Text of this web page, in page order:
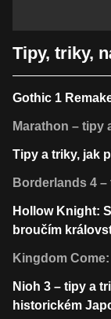
Tipy, triky,
Gothic 1
Marathon – tipy
Tipy a triky, jak
Borderlands 4
Hollow Knight:
broučím
Kingdom
Nioh 3 – tipy a
historickém